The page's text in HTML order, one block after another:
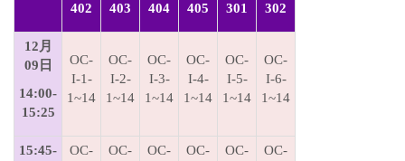
402
403
404
405
301
302
12月
09日
14:00-
15:25
OC-
I-1-
1~14
OC-
I-2-
1~14
OC-
I-3-
1~14
OC-
I-4-
1~14
OC-
I-5-
1~14
OC-
I-6-
1~14
15:45-
OC-
OC-
OC-
OC-
OC-
OC-